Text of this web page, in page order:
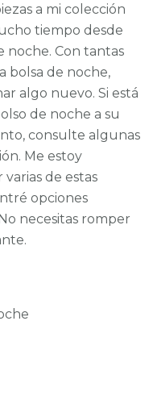
a mi colección
tiempo desde
noche. Con tantas
bolsa de noche,
algo nuevo. Si está
de noche a su
consulte algunas
Me estoy
de estas
opciones
necesitas romper